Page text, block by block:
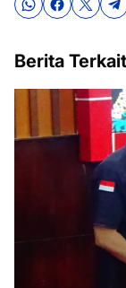
Berita Terkait